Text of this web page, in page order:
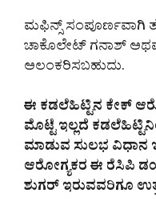
ಮಫಿನ್ಸ್ ಸಂಪೂರ್ಣವಾಗಿ
ಚಾಕೊಲೇಟ್ ಗನಾಶ್
ಅಲಂಕರಿಸಬಹುದು.
ಈ ಕಡಲೆಹಿಟ್ಟಿನ ಕೇಕ್
ಮೊಟ್ಟೆ ಇಲ್ಲದೆ
ಮಾಡುವ ಸುಲಭ ವಿಧಾನ
ಆರೋಗ್ಯಕರ ಈ ರೆಸಿಪಿ
ಶುಗರ್ ಇರುವವರಿಗೂ